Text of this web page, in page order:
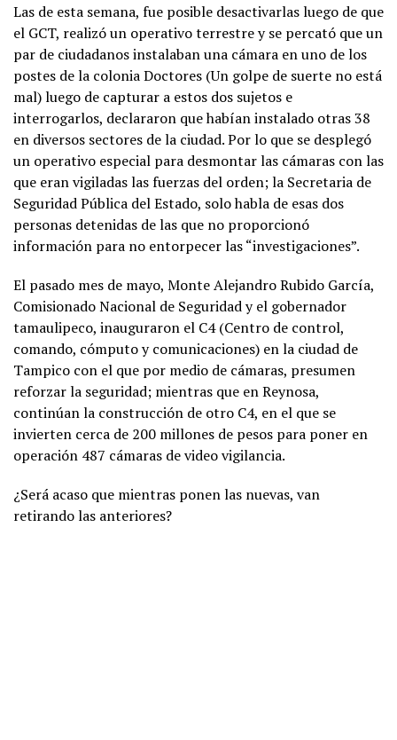
Las de esta semana, fue posible desactivarlas luego de que
el GCT, realizó un operativo terrestre y se percató que un
par de ciudadanos instalaban una cámara en uno de los
postes de la colonia Doctores (Un golpe de suerte no está
mal) luego de capturar a estos dos sujetos e
interrogarlos, declararon que habían instalado otras 38
en diversos sectores de la ciudad. Por lo que se desplegó
un operativo especial para desmontar las cámaras con las
que eran vigiladas las fuerzas del orden; la Secretaria de
Seguridad Pública del Estado, solo habla de esas dos
personas detenidas de las que no proporcionó
información para no entorpecer las “investigaciones”.
El pasado mes de mayo, Monte Alejandro Rubido García,
Comisionado Nacional de Seguridad y el gobernador
tamaulipeco, inauguraron el C4 (Centro de control,
comando, cómputo y comunicaciones) en la ciudad de
Tampico con el que por medio de cámaras, presumen
reforzar la seguridad; mientras que en Reynosa,
continúan la construcción de otro C4, en el que se
invierten cerca de 200 millones de pesos para poner en
operación 487 cámaras de video vigilancia.
¿Será acaso que mientras ponen las nuevas, van
retirando las anteriores?